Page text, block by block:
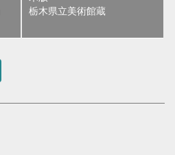
栃木県立美術館蔵